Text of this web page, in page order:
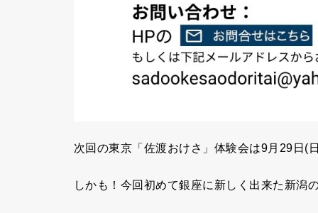
次回の東京「佐渡おけさ」体験会は9月29日(
しかも！今回初めて銀座に新しく出来た新潟